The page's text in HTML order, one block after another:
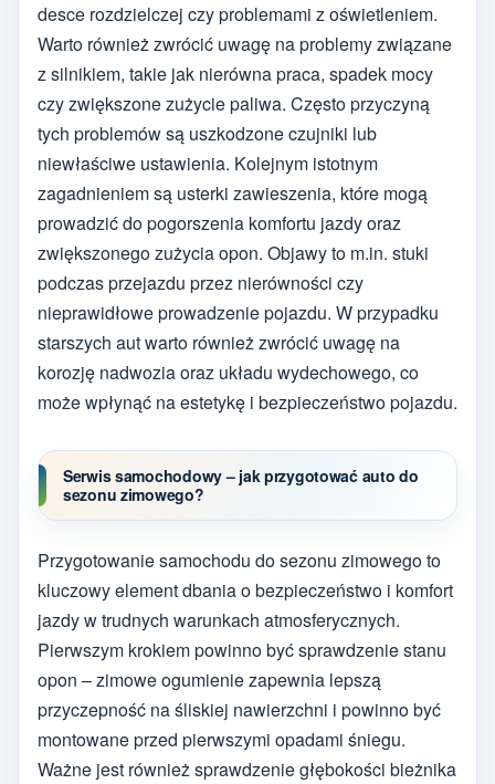
desce rozdzielczej czy problemami z oświetleniem.
Warto również zwrócić uwagę na problemy związane
z silnikiem, takie jak nierówna praca, spadek mocy
czy zwiększone zużycie paliwa. Często przyczyną
tych problemów są uszkodzone czujniki lub
niewłaściwe ustawienia. Kolejnym istotnym
zagadnieniem są usterki zawieszenia, które mogą
prowadzić do pogorszenia komfortu jazdy oraz
zwiększonego zużycia opon. Objawy to m.in. stuki
podczas przejazdu przez nierówności czy
nieprawidłowe prowadzenie pojazdu. W przypadku
starszych aut warto również zwrócić uwagę na
korozję nadwozia oraz układu wydechowego, co
może wpłynąć na estetykę i bezpieczeństwo pojazdu.
Serwis samochodowy – jak przygotować auto do
sezonu zimowego?
Przygotowanie samochodu do sezonu zimowego to
kluczowy element dbania o bezpieczeństwo i komfort
jazdy w trudnych warunkach atmosferycznych.
Pierwszym krokiem powinno być sprawdzenie stanu
opon – zimowe ogumienie zapewnia lepszą
przyczepność na śliskiej nawierzchni i powinno być
montowane przed pierwszymi opadami śniegu.
Ważne jest również sprawdzenie głębokości bieżnika